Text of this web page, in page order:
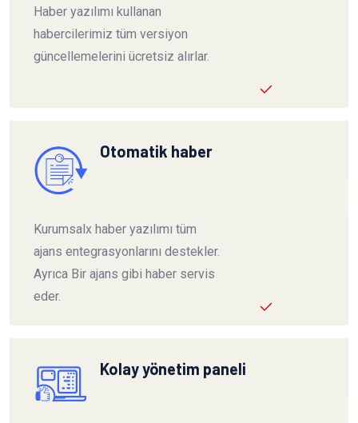
Haber yazılımı kullanan
habercilerimiz tüm versiyon
güncellemelerini ücretsiz alırlar.
Otomatik haber
Kurumsalx haber yazılımı tüm
ajans entegrasyonlarını destekler.
Ayrıca Bir ajans gibi haber servis
eder.
Kolay yönetim paneli